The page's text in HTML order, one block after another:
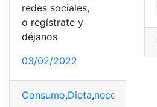
redes sociales,
o regístrate y
déjanos
03/02/2022
Consumo,Dieta,necesidades